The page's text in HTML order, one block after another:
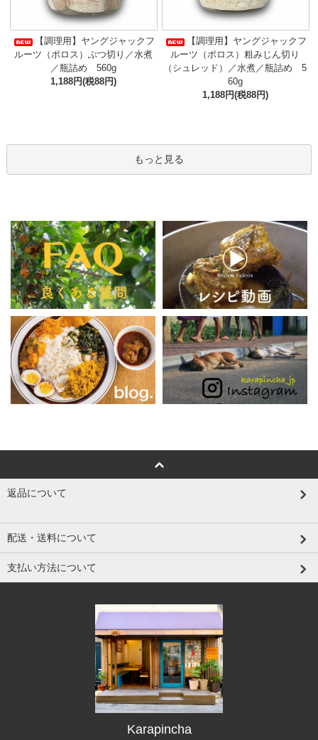
【調理用】ヤングジャックフ
ルーツ（ポロス）ぶつ切り／水煮
／瓶詰め 560g
1,188円(税88円)
【調理用】ヤングジャックフ
ルーツ（ポロス）粗みじん切り
（シュレッド）／水煮／瓶詰め 5
60g
1,188円(税88円)
もっと見る
返品について
配送・送料について
支払い方法について
Karapincha